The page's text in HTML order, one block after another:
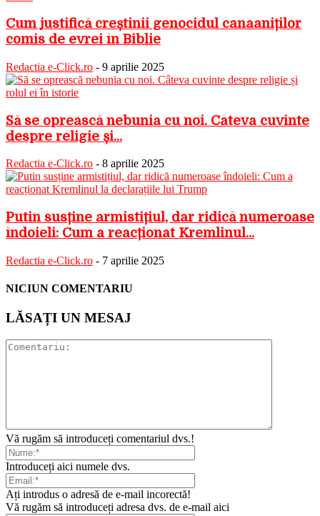
Cum justifică creștinii genocidul canaaniților
comis de evrei în Biblie
Redactia e-Click.ro - 9 aprilie 2025
Să se oprească nebunia cu noi. Câteva cuvinte
despre religie și...
Redactia e-Click.ro - 8 aprilie 2025
Putin susține armistițiul, dar ridică numeroase
îndoieli: Cum a reacționat Kremlinul...
Redactia e-Click.ro - 7 aprilie 2025
NICIUN COMENTARIU
LĂSAȚI UN MESAJ
Vă rugăm să introduceți comentariul dvs.!
Introduceți aici numele dvs.
Ați introdus o adresă de e-mail incorectă!
Vă rugăm să introduceți adresa dvs. de e-mail aici